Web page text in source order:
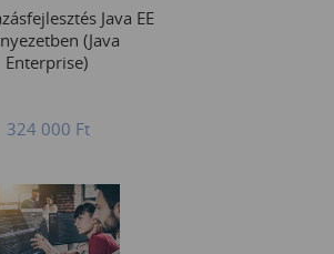
Java EE
(Java
Enterprise)
324 000 Ft